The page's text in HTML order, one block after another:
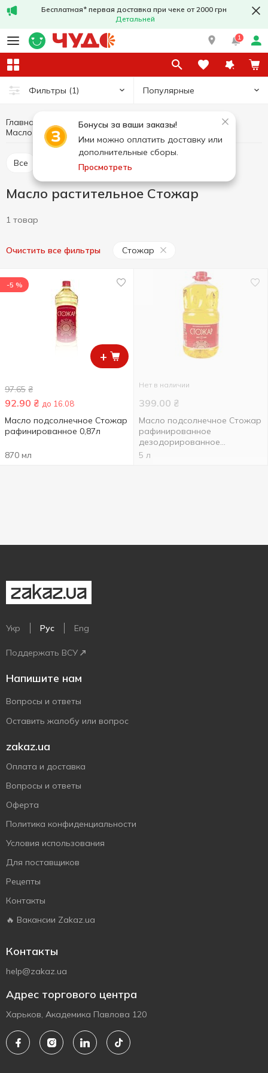
Бесплатная* первая доставка при чеке от 2000 грн
Детальней
1
Фильтры (1) Популярные
Бонусы за ваши заказы!
Ими можно оплатить доставку или
дополнительные сборы.
Просмотреть
Главная Бакалея
Масло и уксус
Масло растительное
Все Масло растительное
Масло растительное Стожар
1 товар
Очистить все фильтры Стожар
+
-5 %
97.65 ₴
92.90 ₴ до 16.08
Масло подсолнечное Стожар
рафинированное 0,87л
870 мл
Нет в наличии
399.00 ₴
Масло подсолнечное Стожар
рафинированное
дезодорированное
вымороженное марки П 5л
5 л
Укр Рус Eng
Поддержать ВСУ
Напишите нам
Вопросы и ответы
Оставить жалобу или вопрос
zakaz.ua
Оплата и доставка
Вопросы и ответы
Оферта
Политика конфиденциальности
Условия использования
Для поставщиков
Рецепты
Контакты
🔥 Вакансии Zakaz.ua
Контакты
help@zakaz.ua
Адрес торгового центра
Харьков, Академика Павлова 120